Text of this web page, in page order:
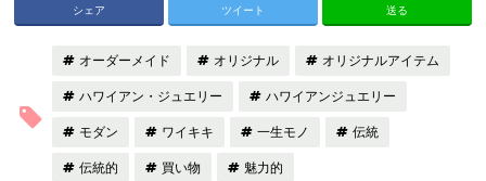
シェア ツイート 送る
オーダーメイド オリジナル オリジナルアイテム
ハワイアン・ジュエリー ハワイアンジュエリー
モダン ワイキキ 一生モノ 伝統
伝統的 買い物 魅力的